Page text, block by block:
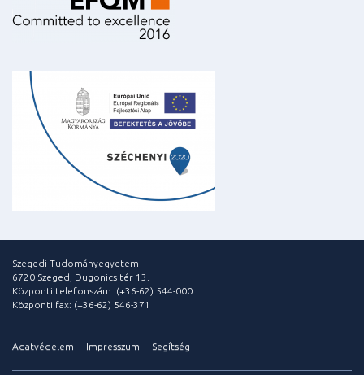
Szegedi Tudományegyetem
6720 Szeged, Dugonics tér 13.
Központi telefonszám: (+36-62) 544-000
Központi fax: (+36-62) 546-371
Adatvédelem Impresszum Segítség